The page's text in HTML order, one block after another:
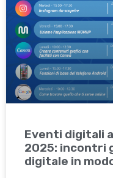
Eventi digitali
2025: incontri
digitale in